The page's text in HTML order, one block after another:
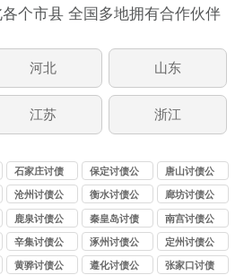
个市县 全国多地拥有合作伙伴
河北 山东
江苏 浙江
石家庄讨债
公司
保定讨债公
司
唐山讨债公
司
沧州讨债公
司
衡水讨债公
司
廊坊讨债公
司
鹿泉讨债公
司
秦皇岛讨债
公司
南宫讨债公
司
辛集讨债公
司
涿州讨债公
司
定州讨债公
司
黄骅讨债公
遵化讨债公
张家口讨债